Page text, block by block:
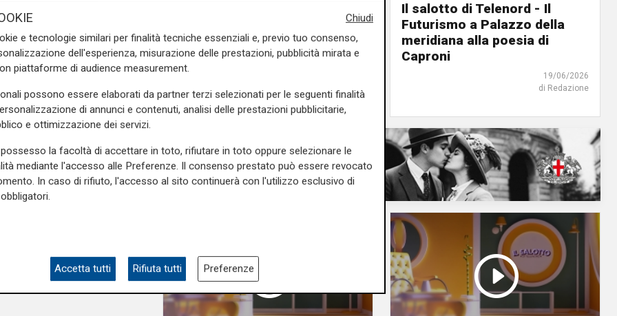
Staglieno: tra iniziative e
patrimonio
di Redazione
Il salotto di Telenord - Il
Futurismo a Palazzo della
meridiana alla poesia di
Caproni
19/06/2026
di Redazione
Chiudi
e tecnologie similari per finalità tecniche essenziali e, previo tuo consenso,
dell'esperienza, misurazione delle prestazioni, pubblicità mirata e
piattaforme di audience measurement.
possono essere elaborati da partner terzi selezionati per le seguenti finalità
di annunci e contenuti, analisi delle prestazioni pubblicitarie,
e ottimizzazione dei servizi.
la facoltà di accettare in toto, rifiutare in toto oppure selezionare le
mediante l'accesso alle Preferenze. Il consenso prestato può essere revocato
In caso di rifiuto, l'accesso al sito continuerà con l'utilizzo esclusivo di
Accetta tutti Rifiuta tutti Preferenze